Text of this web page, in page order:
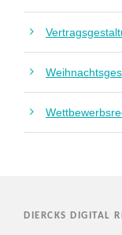
DIERCKS DIGITAL